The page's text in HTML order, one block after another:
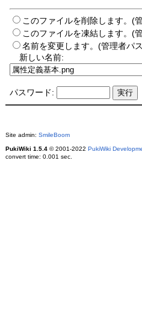
このファイルを削除します。(
このファイルを凍結します。(
名前を変更します。(管理者パ
新しい名前:
パスワード:
Site admin: SmileBoom
PukiWiki 1.5.4© 2001-2022 PukiWiki
convert time: 0.001 sec.